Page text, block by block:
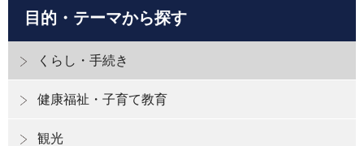
目的・テーマから探す
くらし・手続き
健康福祉・子育て教育
観光